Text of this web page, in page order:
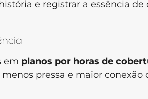
e registrar a essência de
em planos por horas de
pressa e maior conexão